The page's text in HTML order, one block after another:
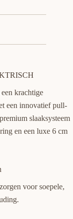
krachtige
een innovatief pull-
slaaksysteem
en een luxe 6 cm
voor soepele,